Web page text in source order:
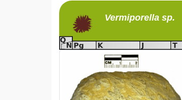
Vermiporellasp.